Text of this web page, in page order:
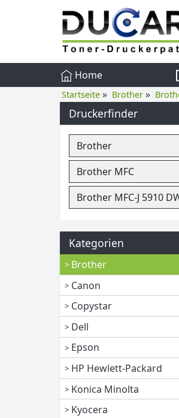
Home
Startseite » Brother »
Druckerfinder
Kategorien
Brother
Canon
Copystar
Dell
Epson
HP Hewlett-Packard
Konica Minolta
Kyocera